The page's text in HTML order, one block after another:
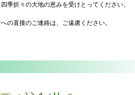
季折々の大地の恵みを受けとってください。
の直接のご連絡は、ご遠慮ください。